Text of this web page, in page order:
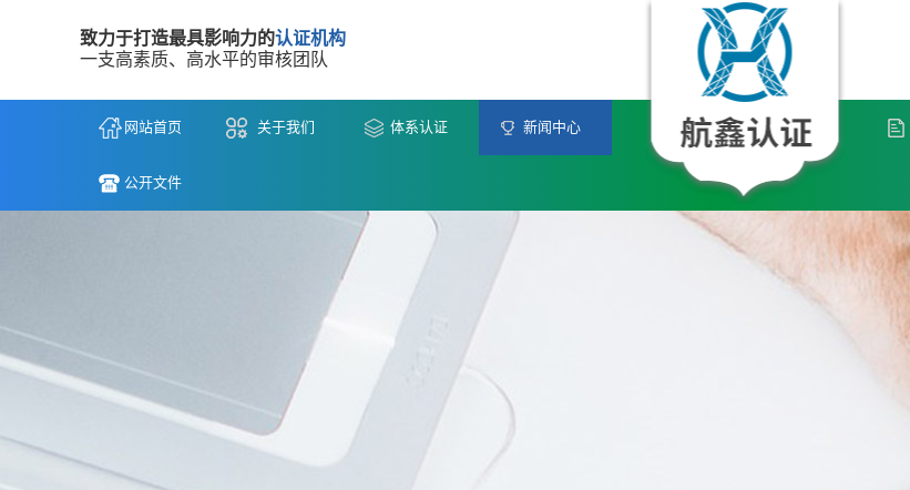
致力于打造最具影响力的认证机构
一支高素质、高水平的审核团队
网站首页 关于我们 体系认证 新闻中心
公开文件